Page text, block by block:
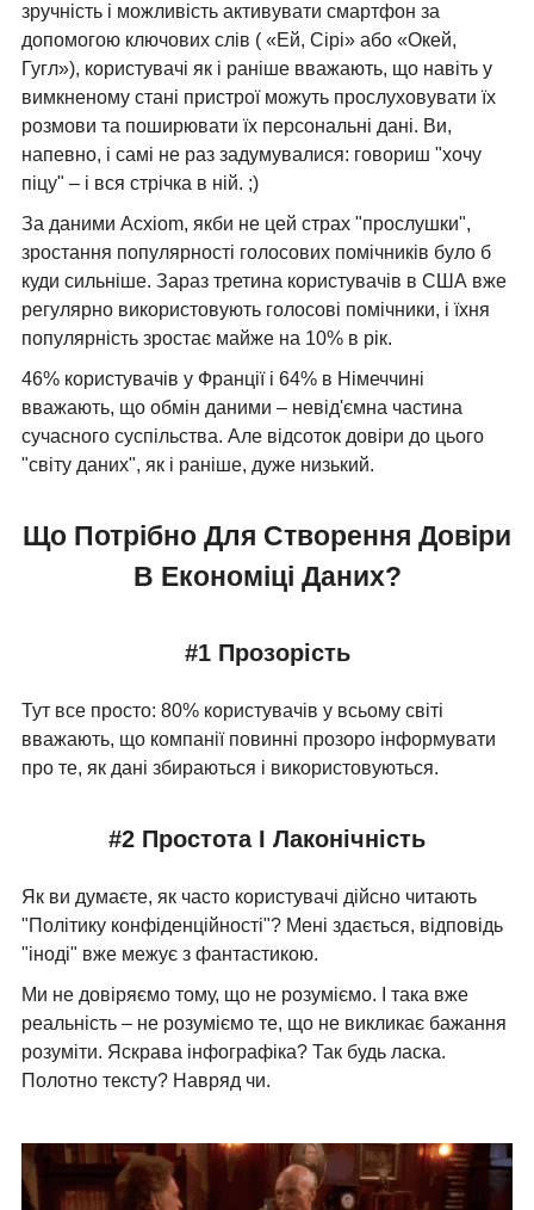
зручність і можливість активувати смартфон за
допомогою ключових слів ( «Ей, Сірі» або «Окей,
Гугл»), користувачі як і раніше вважають, що навіть у
вимкненому стані пристрої можуть прослуховувати їх
розмови та поширювати їх персональні дані. Ви,
напевно, і самі не раз задумувалися: говориш "хочу
піцу" – і вся стрічка в ній. ;)
За даними Acxiom, якби не цей страх "прослушки",
зростання популярності голосових помічників було б
куди сильніше. Зараз третина користувачів в США вже
регулярно використовують голосові помічники, і їхня
популярність зростає майже на 10% в рік.
46% користувачів у Франції і 64% в Німеччині
вважають, що обмін даними – невід'ємна частина
сучасного суспільства. Але відсоток довіри до цього
"світу даних", як і раніше, дуже низький.
Що Потрібно Для Створення Довіри
В Економіці Даних?
#1 Прозорість
Тут все просто: 80% користувачів у всьому світі
вважають, що компанії повинні прозоро інформувати
про те, як дані збираються і використовуються.
#2 Простота І Лаконічність
Як ви думаєте, як часто користувачі дійсно читають
"Політику конфіденційності"? Мені здається, відповідь
"іноді" вже межує з фантастикою.
Ми не довіряємо тому, що не розуміємо. І така вже
реальність – не розуміємо те, що не викликає бажання
розуміти. Яскрава інфографіка? Так будь ласка.
Полотно тексту? Навряд чи.